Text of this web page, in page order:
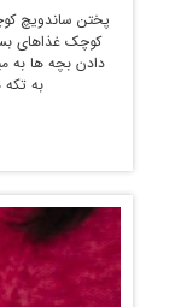
پختن ساندویچ
کوچک غذاهای
دادن بچه ها به
به تکه